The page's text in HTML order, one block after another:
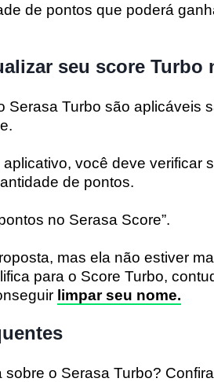
de pontos que poderá
seu score Turbo
Serasa Turbo são aplicáveis
você deve verificar
de pontos.
no Serasa Score”.
mas ela não estiver
para o Score Turbo,
limpar seu nome.
sobre o Serasa Turbo?